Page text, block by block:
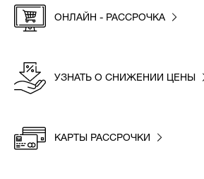
ОНЛАЙН - РАССРОЧКА
УЗНАТЬ О СНИЖЕНИИ ЦЕНЫ
КАРТЫ РАССРОЧКИ